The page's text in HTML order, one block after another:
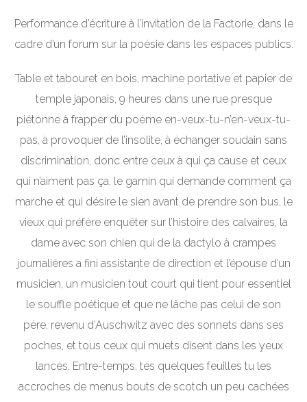
Performance d’écriture à l’invitation de la Factorie, dans le
cadre d’un forum sur la poésie dans les espaces publics.
Table et tabouret en bois, machine portative et papier de
temple japonais, 9 heures dans une rue presque
piétonne à frapper du poème en-veux-tu-n’en-veux-tu-
pas, à provoquer de l’insolite, à échanger soudain sans
discrimination, donc entre ceux à qui ça cause et ceux
qui n’aiment pas ça, le gamin qui demande comment ça
marche et qui désire le sien avant de prendre son bus, le
vieux qui préfère enquêter sur l’histoire des calvaires, la
dame avec son chien qui de la dactylo à crampes
journalières a fini assistante de direction et l’épouse d’un
musicien, un musicien tout court qui tient pour essentiel
le souffle poétique et que ne lâche pas celui de son
père, revenu d’Auschwitz avec des sonnets dans ses
poches, et tous ceux qui muets disent dans les yeux
lancés. Entre-temps, tes quelques feuilles tu les
accroches de menus bouts de scotch un peu cachées